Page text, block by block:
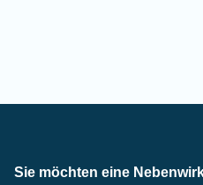
Sie möchten eine